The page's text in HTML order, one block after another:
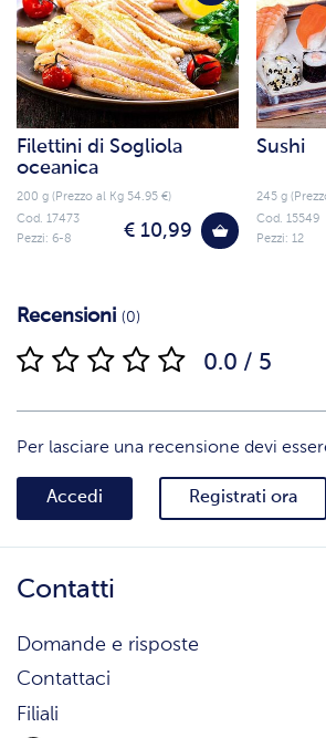
Filettini di Sogliola
oceanica
200 g (Prezzo al Kg 54.95 €)
€ 10,99
Cod. 17473
Pezzi: 6-8
Sushi
245 g
Cod. 15549
Pezzi: 12
Recensioni (0)
0.0 / 5
Per lasciare una recensione devi
Accedi Registrati ora
Contatti
Domande e risposte
Contattaci
Filiali